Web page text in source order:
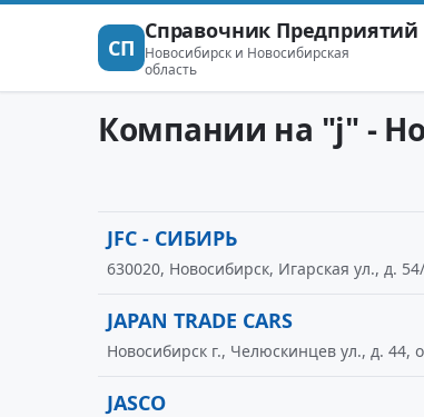
СП
Справочник Предприятий
Новосибирск и Новосибирская
область
Компании на "j" -
JFC - СИБИРЬ
630020, Новосибирск, Игарская ул., д.
JAPAN TRADE CARS
Новосибирск г., Челюскинцев ул., д. 44,
JASCO